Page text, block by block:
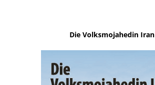
Die Volksmojahedin Iran